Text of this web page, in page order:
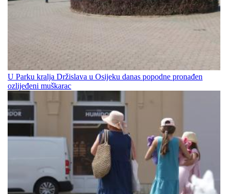
U Parku kralja Držislava u Osijeku danas popodne pronađen
ozlijeđeni muškarac